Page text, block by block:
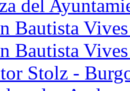
del
Bautista
Bautista
Stolz -